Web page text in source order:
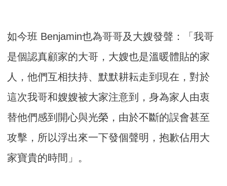
如今班 Benjamin也為哥哥及大嫂發聲：「我哥
是個認真顧家的大哥，大嫂也是溫暖體貼的家
人，他們互相扶持、默默耕耘走到現在，對於
這次我哥和嫂嫂被大家注意到，身為家人由衷
替他們感到開心與光榮，由於不斷的誤會甚至
攻擊，所以浮出來一下發個聲明，抱歉佔用大
家寶貴的時間」。